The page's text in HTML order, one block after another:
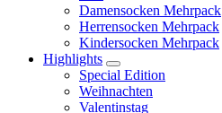
Damensocken Mehrpack
Herrensocken Mehrpack
Kindersocken Mehrpack
Highlights
Special Edition
Weihnachten
Valentinstag